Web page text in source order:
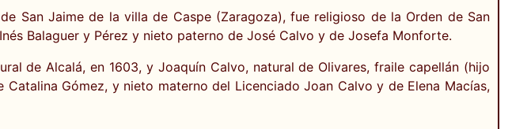
San Jaime de la villa de Caspe (Zaragoza), fue religioso de la Orden de San
Balaguer y Pérez y nieto paterno de José Calvo y de Josefa Monforte.
de Alcalá, en 1603, y Joaquín Calvo, natural de Olivares, fraile capellán (hijo
Gómez, y nieto materno del Licenciado Joan Calvo y de Elena Macías,